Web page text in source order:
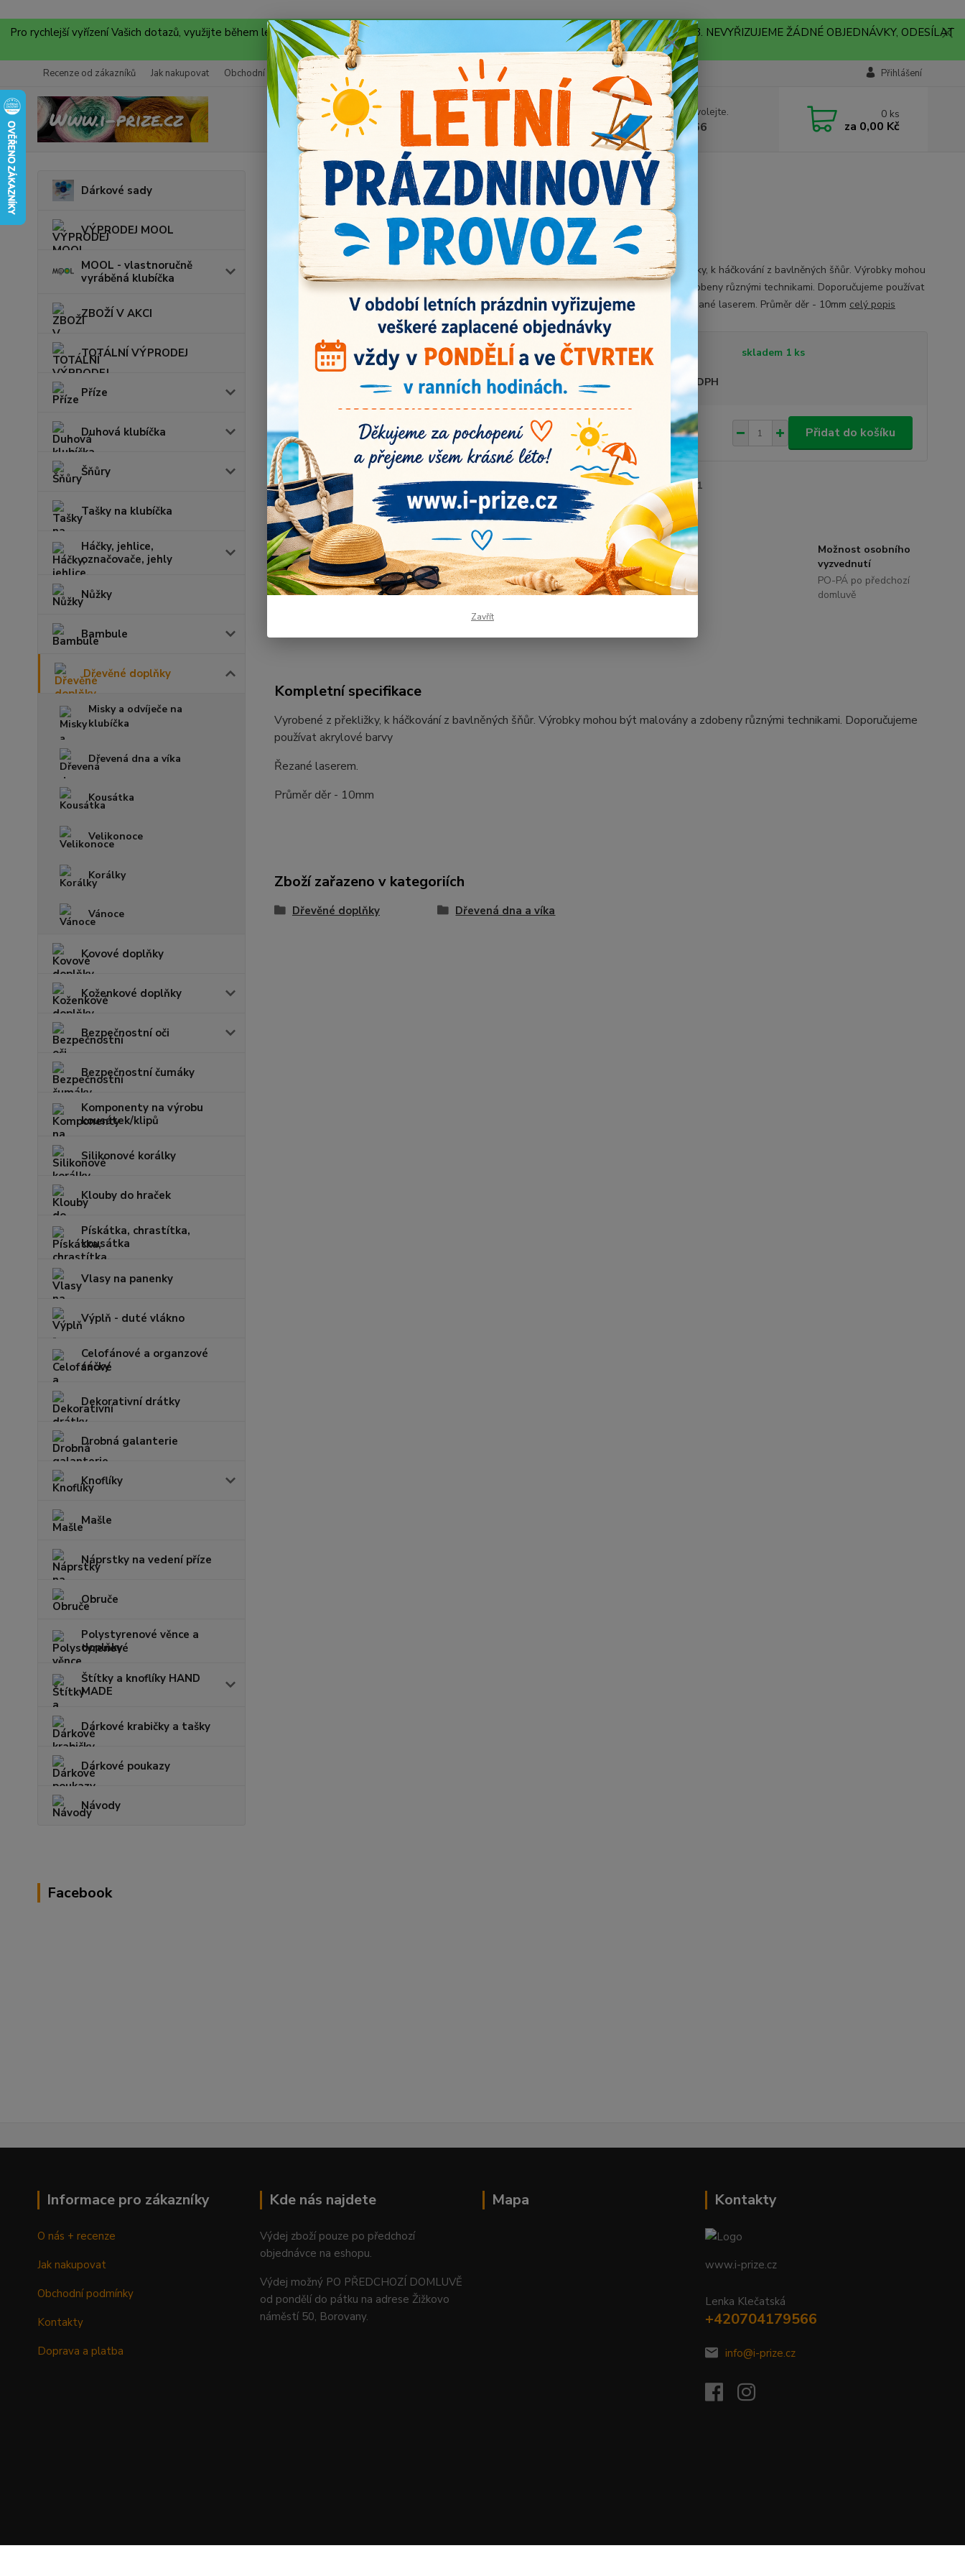
Pro rychlejší vyřízení Vašich dotazů, využijte během letních prázdnin náš email info@i-prize.cz. Děkujeme. !!! POZOR ZMĚNA !!! V PONDĚLÍ 10.8. NEVYŘIZUJEME ŽÁDNÉ OBJEDNÁVKY, ODESÍLAT
BUDEME V ÚTERÝ 11.8. DĚKUJEME ZA POCHOPENÍ!
Recenze od zákazníků Jak nakupovat Obchodní podmínky Kontakty Doprava a platba Vrácení zboží Přihlášení
Hledat Nevíte si rady? Zavolejte.
+420704179566
0 ks
za 0,00 Kč
Dárkové sady
VÝPRODEJ MOOL
MOOL - vlastnoručně
vyráběná klubíčka
ZBOŽÍ V AKCI
TOTÁLNÍ VÝPRODEJ
Příze
Duhová klubíčka
Šňůry
Tašky na klubíčka
Háčky, jehlice,
označovače, jehly
Nůžky
Bambule
Dřevěné doplňky
Misky a odvíječe na
klubíčka
Dřevená dna a víka
Kousátka
Velikonoce
Korálky
Vánoce
Kovové doplňky
Koženkové doplňky
Bezpečnostní oči
Bezpečnostní čumáky
Komponenty na výrobu
kousátek/klipů
Silikonové korálky
Klouby do hraček
Pískátka, chrastítka,
kousátka
Vlasy na panenky
Výplň - duté vlákno
Celofánové a organzové
sáčky
Dekorativní drátky
Drobná galanterie
Knoflíky
Mašle
Náprstky na vedení příze
Obruče
Polystyrenové věnce a
doplňky
Štítky a knoflíky HAND
MADE
Dárkové krabičky a tašky
Dárkové poukazy
Návody
Facebook
Dřevěné doplňky Dřevěné zdobené dno kruh 10 cm
Dřevěné zdobené dno kruh 10 cm
Vlna-Hep
Vyrobené z překližky, k háčkování z bavlněných šňůr. Výrobky mohou
být malovány a zdobeny různými technikami. Doporučujeme používat
akrylové barvy Řezané laserem. Průměr děr - 10mm celý popis
Dostupnost skladem 1 ks
Nejsme plátci DPH
25,00 Kč/ks Přidat do košíku
Číslo produktu: 2021
Originální
vlastnoručně
vyrobená klubíčka!
Doba dodání 3-7
Spokojení zákazníci.
Recenze na náš eshop
Možnost osobního
vyzvednutí
PO-PÁ po předchozí
domluvě
Kompletní specifikace
Vyrobené z překližky, k háčkování z bavlněných šňůr. Výrobky mohou být malovány a zdobeny různými technikami. Doporučujeme
používat akrylové barvy
Řezané laserem.
Průměr děr - 10mm
Zboží zařazeno v kategoriích
Dřevěné doplňky Dřevená dna a víka
Informace pro zákazníky
O nás + recenze
Jak nakupovat
Obchodní podmínky
Kontakty
Doprava a platba
Kde nás najdete
Výdej zboží pouze po předchozí
objednávce na eshopu.
Výdej možný PO PŘEDCHOZÍ DOMLUVĚ
od pondělí do pátku na adrese Žižkovo
náměstí 50, Borovany.
Mapa Kontakty
www.i-prize.cz
Lenka Klečatská
+420704179566
info@i-prize.cz
Zavřít